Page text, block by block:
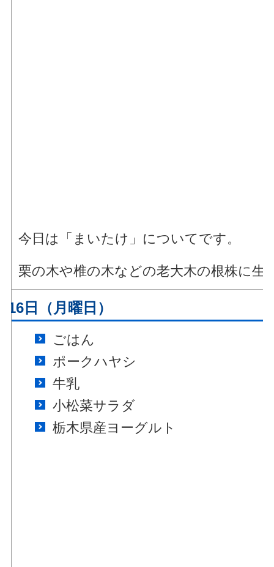
今日は「まいたけ」についてです。
栗の木や椎の木などの老大木の根株に
16日（月曜日）
ごはん
ポークハヤシ
牛乳
小松菜サラダ
栃木県産ヨーグルト